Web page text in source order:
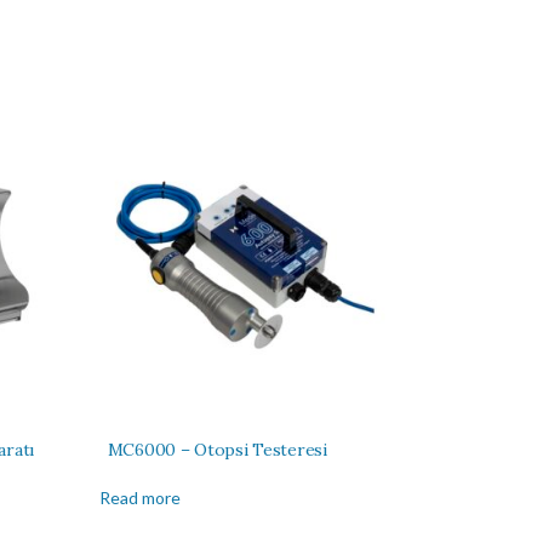
MC6000 – Otopsi Testeresi
Read more